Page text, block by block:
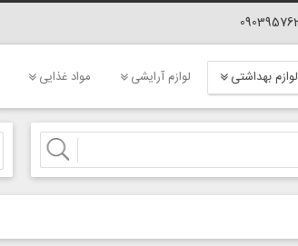
لوازم بهداشتی لوازم آرایشی مواد غذایی